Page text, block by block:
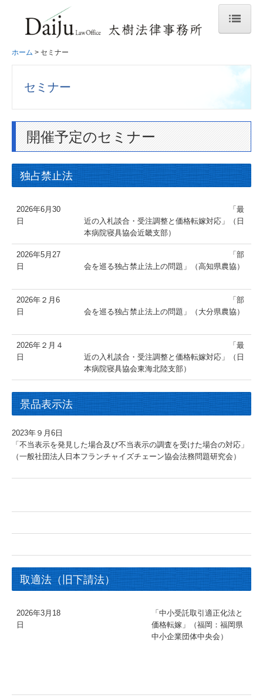
事務所紹介
主な取扱事件
主な業務内容
弁護士紹介
著書・論文
会員専用
ホーム セミナー
セミナー
開催予定のセミナー
独占禁止法
2026年6月30
日
「最
近の入札談合・受注調整と価格転嫁対応」（日
本病院寝具協会近畿支部）
2026年5月27
日
「部
会を巡る独占禁止法上の問題」（高知県農協）
2026年２月6
日
「部
会を巡る独占禁止法上の問題」（大分県農協）
2026年２月４
日
「最
近の入札談合・受注調整と価格転嫁対応」（日
本病院寝具協会東海北陸支部）
景品表示法
2023年９月6日
「不当表示を発見した場合及び不当表示の調査を受けた場合の対応」
（一般社団法人日本フランチャイズチェーン協会法務問題研究会）
取適法（旧下請法）
2026年3月18
日
「中小受託取引適正化法と
価格転嫁」（福岡：福岡県
中小企業団体中央会）